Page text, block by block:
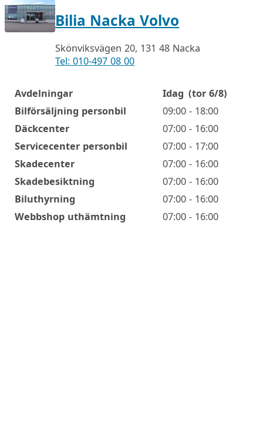
Bilia Nacka Volvo
Skönviksvägen 20, 131 48 Nacka
Tel: 010-497 08 00
Öppettider
Avdelningar Idag (tor 6/8)
Bilförsäljning personbil
09:00 - 18:00
Däckcenter
07:00 - 16:00
Servicecenter personbil
07:00 - 17:00
Skadecenter
07:00 - 16:00
Skadebesiktning
07:00 - 16:00
Biluthyrning
07:00 - 16:00
Webbshop uthämtning
07:00 - 16:00